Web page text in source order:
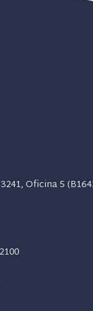
Oficina 5